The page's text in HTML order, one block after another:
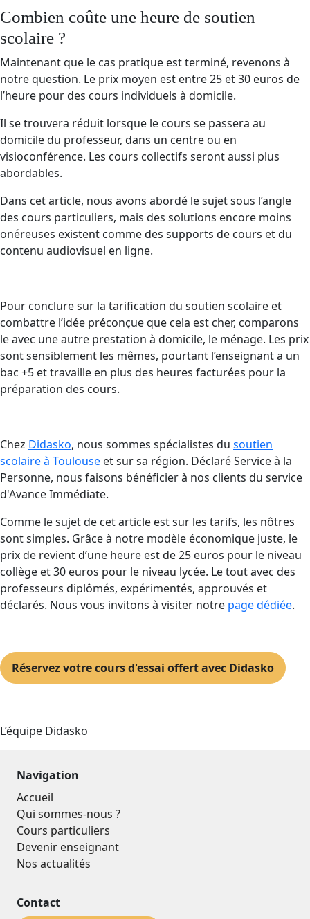
Combien coûte une heure de soutien
scolaire ?
Maintenant que le cas pratique est terminé, revenons à
notre question. Le prix moyen est entre 25 et 30 euros de
l’heure pour des cours individuels à domicile.
Il se trouvera réduit lorsque le cours se passera au
domicile du professeur, dans un centre ou en
visioconférence. Les cours collectifs seront aussi plus
abordables.
Dans cet article, nous avons abordé le sujet sous l’angle
des cours particuliers, mais des solutions encore moins
onéreuses existent comme des supports de cours et du
contenu audiovisuel en ligne.
Pour conclure sur la tarification du soutien scolaire et
combattre l’idée préconçue que cela est cher, comparons
le avec une autre prestation à domicile, le ménage. Les prix
sont sensiblement les mêmes, pourtant l’enseignant a un
bac +5 et travaille en plus des heures facturées pour la
préparation des cours.
Chez Didasko, nous sommes spécialistes du soutien
scolaire à Toulouse et sur sa région. Déclaré Service à la
Personne, nous faisons bénéficier à nos clients du service
d'Avance Immédiate.
Comme le sujet de cet article est sur les tarifs, les nôtres
sont simples. Grâce à notre modèle économique juste, le
prix de revient d’une heure est de 25 euros pour le niveau
collège et 30 euros pour le niveau lycée. Le tout avec des
professeurs diplômés, expérimentés, approuvés et
déclarés. Nous vous invitons à visiter notre page dédiée.
Réservez votre cours d'essai offert avec Didasko
L’équipe Didasko
Navigation
Accueil
Qui sommes-nous ?
Cours particuliers
Devenir enseignant
Nos actualités
Contact